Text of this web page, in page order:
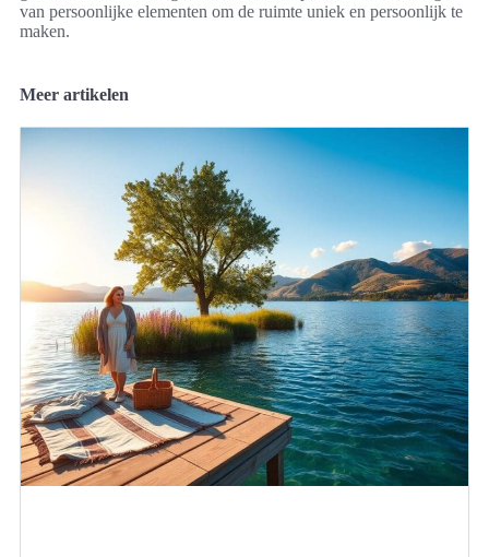
van persoonlijke elementen om de ruimte uniek en persoonlijk te
maken.
Meer artikelen